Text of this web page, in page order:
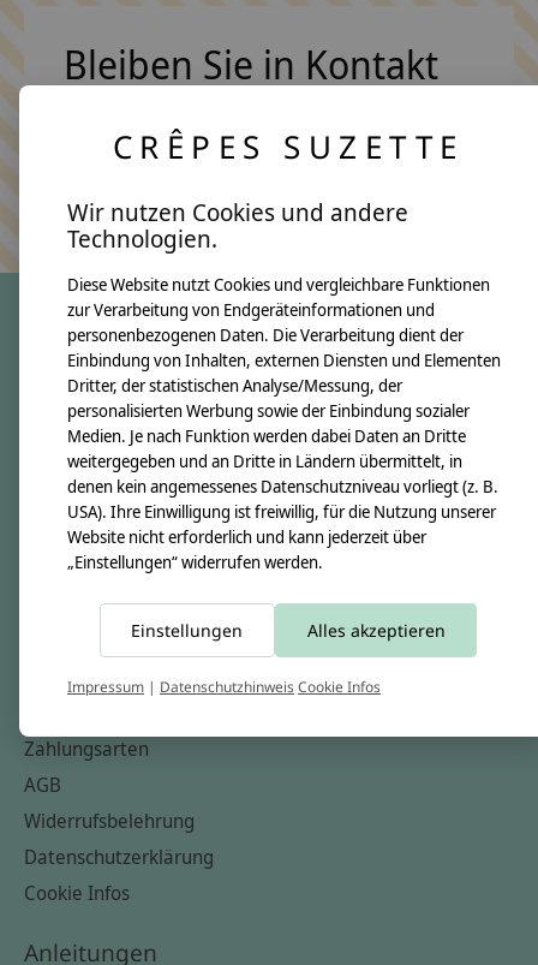
Bleiben Sie in Kontakt
Keine Sorge, wir übertreiben es nicht
crêpes suzette
Über uns
Unsere Creppies
Nähkästchen
Unsere Stoffe
Impressum
Informationen
Kontakt
Zahlungsarten
AGB
Widerrufsbelehrung
Datenschutzerklärung
Cookie Infos
Anleitungen
CRÊPES SUZETTE
Wir nutzen Cookies und andere
Technologien.
Diese Website nutzt Cookies und vergleichbare Funktionen
zur Verarbeitung von Endgeräteinformationen und
personenbezogenen Daten. Die Verarbeitung dient der
Einbindung von Inhalten, externen Diensten und Elementen
Dritter, der statistischen Analyse/Messung, der
personalisierten Werbung sowie der Einbindung sozialer
Medien. Je nach Funktion werden dabei Daten an Dritte
weitergegeben und an Dritte in Ländern übermittelt, in
denen kein angemessenes Datenschutzniveau vorliegt (z. B.
USA). Ihre Einwilligung ist freiwillig, für die Nutzung unserer
Website nicht erforderlich und kann jederzeit über
„Einstellungen“ widerrufen werden.
Einstellungen Alles akzeptieren
Impressum | DatenschutzhinweisCookie Infos